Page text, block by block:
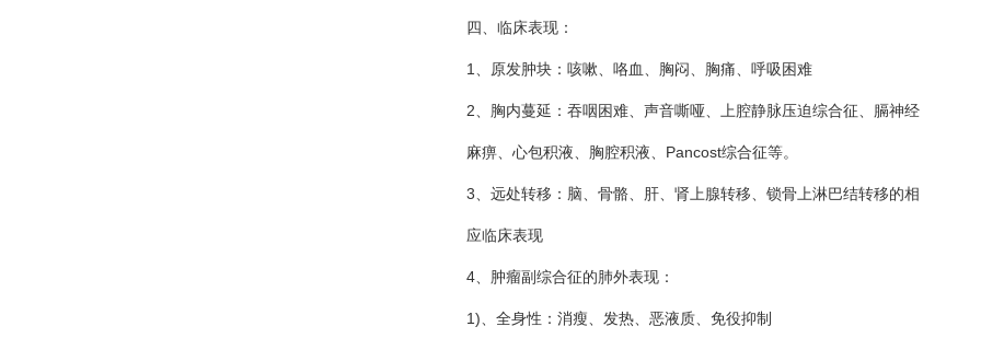
四、临床表现：
1、原发肿块：咳嗽、咯血、胸闷、胸痛、呼吸困难
2、胸内蔓延：吞咽困难、声音嘶哑、上腔静脉压迫综合征、膈神经
麻痹、心包积液、胸腔积液、Pancost综合征等。
3、远处转移：脑、骨骼、肝、肾上腺转移、锁骨上淋巴结转移的相
应临床表现
4、肿瘤副综合征的肺外表现：
1)、全身性：消瘦、发热、恶液质、免役抑制